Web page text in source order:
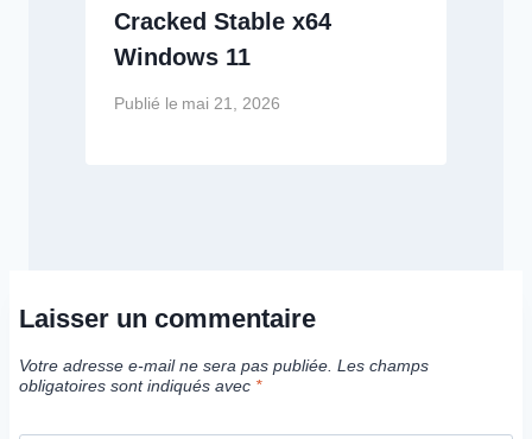
Cracked Stable x64
Windows 11
Publié le mai 21, 2026
Laisser un commentaire
Votre adresse e-mail ne sera pas publiée. Les champs
obligatoires sont indiqués avec *